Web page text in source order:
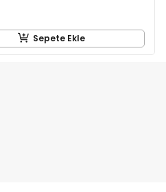
Sepete Ekle